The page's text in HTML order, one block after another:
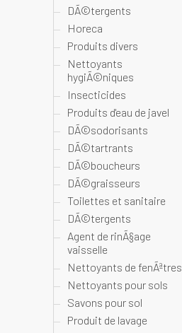
DÃ©tergents
Horeca
Produits divers
Nettoyants
hygiÃ©niques
Insecticides
Produits d'eau de javel
DÃ©sodorisants
DÃ©tartrants
DÃ©boucheurs
DÃ©graisseurs
Toilettes et sanitaire
DÃ©tergents
Agent de rinÃ§age
vaisselle
Nettoyants de fenÃªtres
Nettoyants pour sols
Savons pour sol
Produit de lavage